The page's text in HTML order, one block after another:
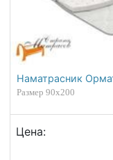
Наматрасник
Размер 90х200
Цена: